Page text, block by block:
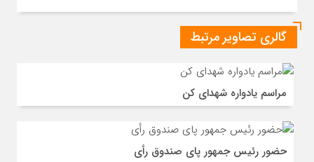
گالری تصاویر مرتبط
مراسم یادواره شهدای کن
حضور رئیس جمهور پای صندوق رأی